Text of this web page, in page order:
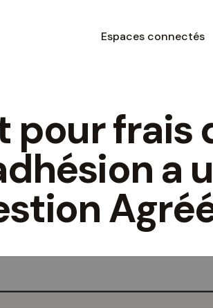
Espaces connectés
pour frais
a